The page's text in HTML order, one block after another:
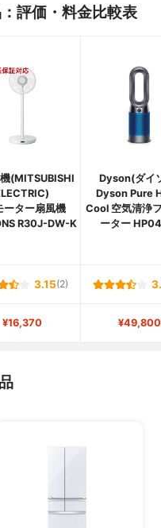
評価・料金比較表
(MITSUBISHI
ーター扇風機
R30J-DW-K
Dyson(ダイ
Dyson Pure
Cool 空気清浄
ーター
3.15(2)
¥16,370 ¥49,800